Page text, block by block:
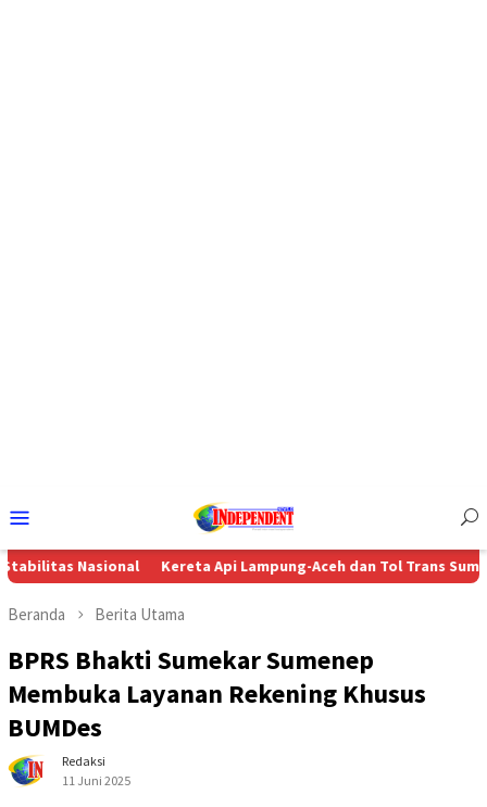
Mobile
Kereta Api Lampung-Aceh dan Tol Trans Sumatera, Jalan
Beranda Berita Utama
BPRS Bhakti Sumekar Sumenep
Membuka Layanan Rekening Khusus
BUMDes
Redaksi
11 Juni 2025